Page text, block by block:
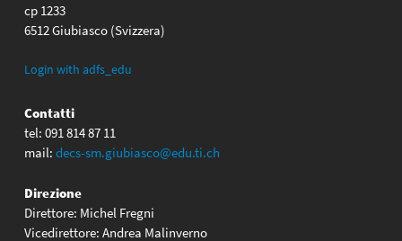
cp 1233
6512 Giubiasco (Svizzera)
Login with adfs_edu
Contatti
tel: 091 814 87 11
mail: decs-sm.giubiasco@edu.ti.ch
Direzione
Direttore: Michel Fregni
Vicedirettore: Andrea Malinverno